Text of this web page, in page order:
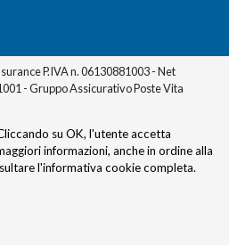
P.IVA n. 06130881003 - Net
- Gruppo Assicurativo Poste Vita
su OK, l'utente accetta
informazioni, anche in ordine alla
l'informativa cookie completa.